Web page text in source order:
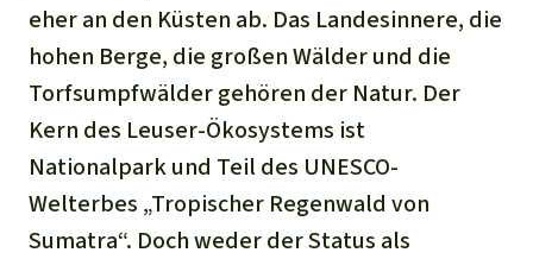
eher an den Küsten ab. Das Landesinnere, die
hohen Berge, die großen Wälder und die
Torfsumpfwälder gehören der Natur. Der
Kern des Leuser-Ökosystems ist
Nationalpark und Teil des UNESCO-
Welterbes „Tropischer Regenwald von
Sumatra“. Doch weder der Status als